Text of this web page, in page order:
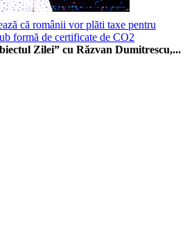
că românii vor plăti taxe pentru
formă de certificate de CO2
Zilei” cu Răzvan Dumitrescu,...